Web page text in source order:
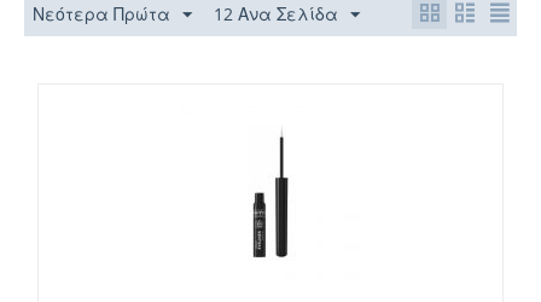
Νεότερα Πρώτα 12 Ανα Σελίδα